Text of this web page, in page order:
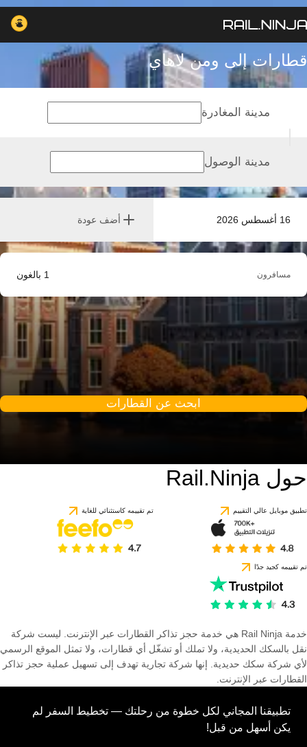
قطارات إلى ومن لاهاي
16 أغسطس 2026 أضف عودة
مدينة المغادرة
مدينة الوصول
مسافرون 1 بالغون
ابحث عن القطارات
حول Rail.Ninja
تطبيق موبايل عالي التقييم تم تقييمه كاستثنائي للغاية
تم تقييمه كجيد جدًا
خدمة Rail Ninja هي خدمة حجز تذاكر القطارات عبر الإنترنت. ليست شركة
نقل بالسكك الحديدية، ولا تملك أو تشغّل أي قطارات، ولا تمثل الموقع الرسمي
لأي شركة سكك حديدية. إنها شركة تجارية تهدف إلى تسهيل عملية حجز تذاكر
القطارات عبر الإنترنت.
تطبيقنا المجاني لكل خطوة من رحلتك — تخطيط السفر لم
يكن أسهل من قبل!